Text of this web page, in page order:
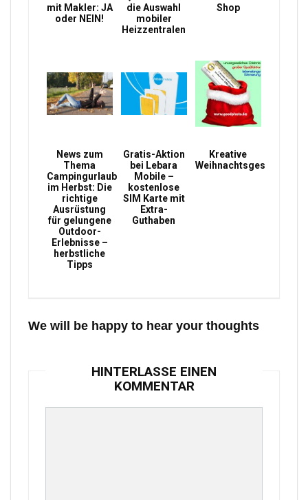
mit Makler: JA
oder NEIN!
die Auswahl
mobiler
Heizzentralen
Shop
News zum
Thema
Campingurlaub
im Herbst: Die
richtige
Ausrüstung
für gelungene
Outdoor-
Erlebnisse –
herbstliche
Tipps
Gratis-Aktion
bei Lebara
Mobile –
kostenlose
SIM Karte mit
Extra-
Guthaben
Kreative
Weihnachtsgeschenke
We will be happy to hear your thoughts
HINTERLASSE EINEN
KOMMENTAR